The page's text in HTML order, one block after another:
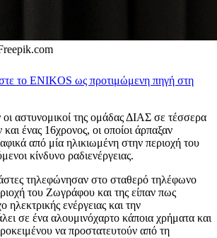
το ENIKOS ως προτιμώμενη πηγή στη
αστυνομικοί της ομάδας ΔΙΑΣ σε τέσσερα
ένας 16χρονος, οι οποίοι άρπαξαν
από μία ηλικιωμένη στην περιοχή του
κίνδυνο ραδιενέργειας.
τηλεφώνησαν στο σταθερό τηλέφωνο
του Ζωγράφου και της είπαν πως
ηλεκτρικής ενέργειας και την
σε ένα αλουμινόχαρτο κάποια χρήματα και
να προστατευτούν από τη